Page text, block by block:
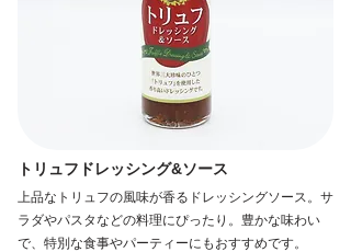
トリュフドレッシング&ソース
上品なトリュフの風味が香るドレッシングソース。サ
ラダやパスタなどの料理にぴったり。豊かな味わい
で、特別な食事やパーティーにもおすすめです。